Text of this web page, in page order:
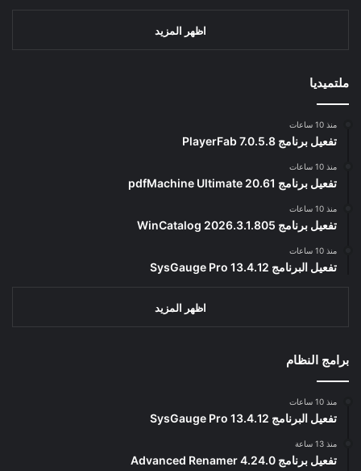
اظهر المزيد
ملتميديا
منذ 10 ساعات
تفعيل برنامج PlayerFab 7.0.5.8
منذ 10 ساعات
تفعيل برنامج pdfMachine Ultimate 20.61
منذ 10 ساعات
تفعيل برنامج WinCatalog 2026.3.1.805
منذ 10 ساعات
تفعيل البرنامج 13.4.12 SysGauge Pro
اظهر المزيد
برامج النظام
منذ 10 ساعات
تفعيل البرنامج 13.4.12 SysGauge Pro
منذ 13 ساعة
تفعيل برنامج Advanced Renamer 4.24.0